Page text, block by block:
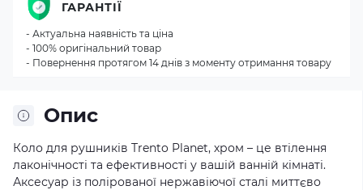
Опис
Коло для рушників Trento Planet, хром – це втілення
лаконічності та ефективності у вашій ванній кімнаті.
Аксесуар із полірованої нержавіючої сталі миттєво
ГАРАНТІЇ
- Актуальна наявність та ціна
- 100% оригінальний товар
- Повернення протягом 14 днів з моменту отримання товару